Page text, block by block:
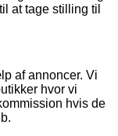
at tage stilling til
af annoncer. Vi
hvor vi
hvis de